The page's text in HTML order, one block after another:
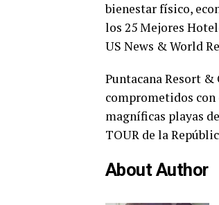
bienestar físico,
los 25 Mejores
US News & World
Puntacana Resort &
comprometidos
magníficas playas
TOUR de la
About Author